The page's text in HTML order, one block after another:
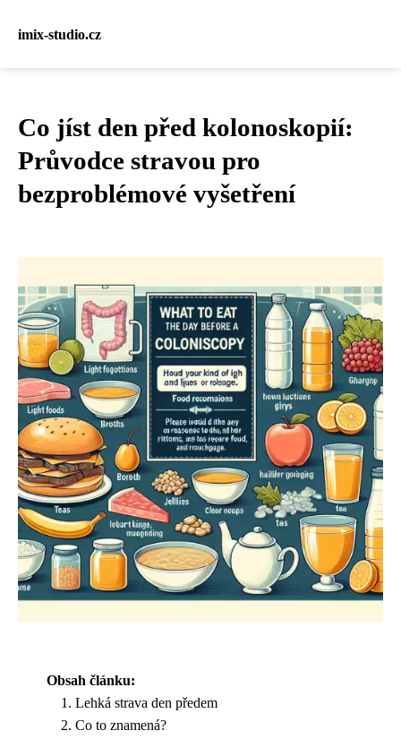
imix-studio.cz
Co jíst den před kolonoskopií:
Průvodce stravou pro
bezproblémové vyšetření
Obsah článku:
Lehká strava den předem
Co to znamená?